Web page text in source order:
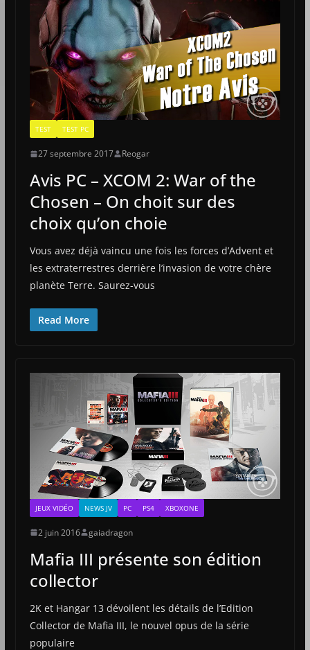
TEST TEST PC
27 septembre 2017 Reogar
Avis PC – XCOM 2: War of the
Chosen – On choit sur des
choix qu’on choie
Vous avez déjà vaincu une fois les forces d’Advent et
les extraterrestres derrière l’invasion de votre chère
planète Terre. Saurez-vous
Read More
JEUX VIDÉO NEWS JV PC PS4 XBOXONE
2 juin 2016 gaiadragon
Mafia III présente son édition
collector
2K et Hangar 13 dévoilent les détails de l’Edition
Collector de Mafia III, le nouvel opus de la série
populaire